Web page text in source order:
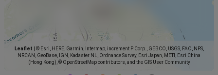
Leaflet
© Esri, HERE, Garmin, Intermap, increment P Corp., GEBCO, USGS, FAO, NPS,
NRCAN, GeoBase, IGN, Kadaster NL, Ordnance Survey, Esri Japan, METI, Esri China
(Hong Kong), © OpenStreetMap contributors, and the GIS User Community